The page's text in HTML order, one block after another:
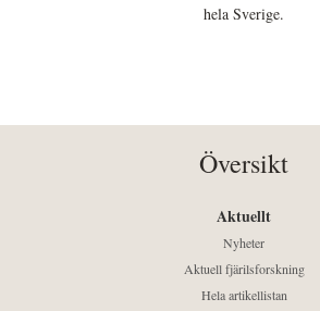
hela Sverige.
Översikt
Aktuellt
Nyheter
Aktuell fjärilsforskning
Hela artikellistan